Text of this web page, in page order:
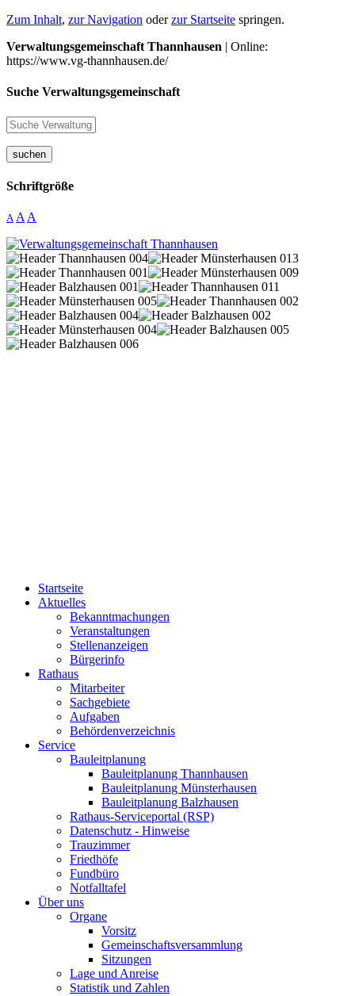
Zum Inhalt, zur Navigation oderzur Startseite springen.
Verwaltungsgemeinschaft Thannhausen | Online:
https://www.vg-thannhausen.de/
Suche Verwaltungsgemeinschaft
suchen
Schriftgröße
A A A
Startseite
Aktuelles
Bekanntmachungen
Veranstaltungen
Stellenanzeigen
Bürgerinfo
Rathaus
Mitarbeiter
Sachgebiete
Aufgaben
Behördenverzeichnis
Service
Bauleitplanung
Bauleitplanung Thannhausen
Bauleitplanung Münsterhausen
Bauleitplanung Balzhausen
Rathaus-Serviceportal (RSP)
Datenschutz - Hinweise
Trauzimmer
Friedhöfe
Fundbüro
Notfalltafel
Über uns
Organe
Vorsitz
Gemeinschaftsversammlung
Sitzungen
Lage und Anreise
Statistik und Zahlen